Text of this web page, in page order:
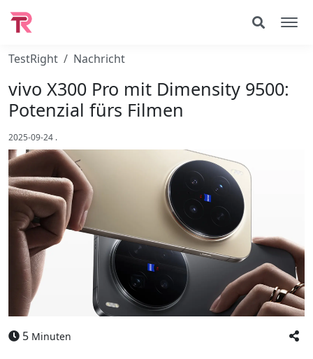
TestRight Nachricht
vivo X300 Pro mit Dimensity 9500:
Potenzial fürs Filmen
2025-09-24 .
5 Minuten